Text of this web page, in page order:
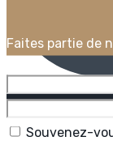
Faites partie de
Souvenez-